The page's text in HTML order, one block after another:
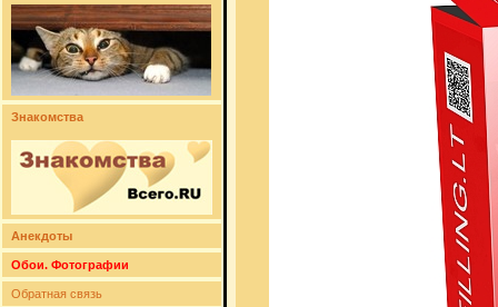
Знакомства
Анекдоты
Обои. Фотографии
Обратная связь